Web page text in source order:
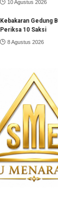
10 Agustus 2026
Kebakaran Gedung
Periksa 10 Saksi
8 Agustus 2026